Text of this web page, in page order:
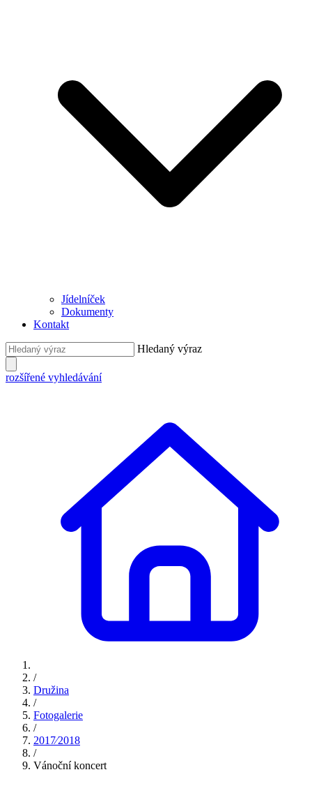
Jídelníček
Dokumenty
Kontakt
Hledaný výraz
rozšířené vyhledávání
/
Družina
/
Fotogalerie
/
2017⁄2018
/
Vánoční koncert